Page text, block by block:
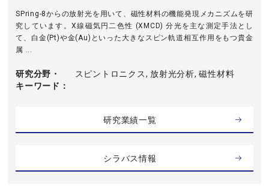
SPring-8からの放射光を用いて、磁性材料の機能発現メカニズムを研
究しています。X線磁気円二色性 (XMCD) 分光を主な測定手法とし
て、白金(Pt)や金(Au)といった大きなスピン軌道相互作用をもつ貴金
属 ...
研究分野・
キーワード
スピントロニクス, 放射光分析, 磁性材料
研究業績一覧
シラバス情報